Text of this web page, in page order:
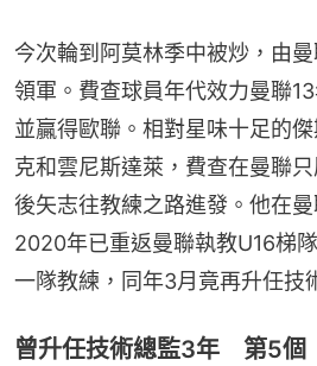
今次輪到阿莫林季中被炒，由
領軍。費查球員年代效力曼聯
並贏得歐聯。相對星味十足的
克和雲尼斯達萊，費查在曼聯
後矢志往教練之路進發。他在曼
2020年已重返曼聯執教U16梯
一隊教練，同年3月竟再升任技
曾升任技術總監3年 第5個